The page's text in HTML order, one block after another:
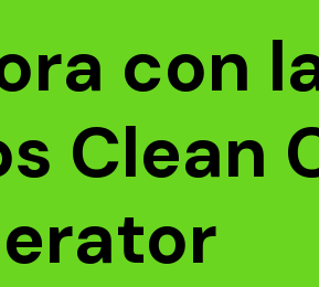
con
Clean